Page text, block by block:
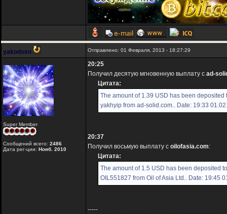
yakodsen Отправлено: 01 Февраля, 2013 - 18:27:29
Super Member
Сообщений всего: 2486
Дата рег-ции: Нояб. 2010
20:25
Получил десятую мгновенную выплату с ad-
Цитата:
The amount of 1.39 USD has been
yakhyip from ad-solid.com.. Date: 19:33
20:37
Получил восьмую выплату с oilofasia.com:
Цитата:
The amount of 1.5 USD has been deposited
OIL551827 from Oil of Asia Ltd.. Date: 19:45
-----